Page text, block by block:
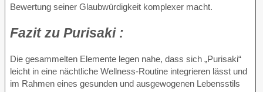
Bewertung seiner Glaubwürdigkeit komplexer macht.
Fazit zu Purisaki :
Die gesammelten Elemente legen nahe, dass sich „Purisaki“
leicht in eine nächtliche Wellness-Routine integrieren lässt und
im Rahmen eines gesunden und ausgewogenen Lebensstils